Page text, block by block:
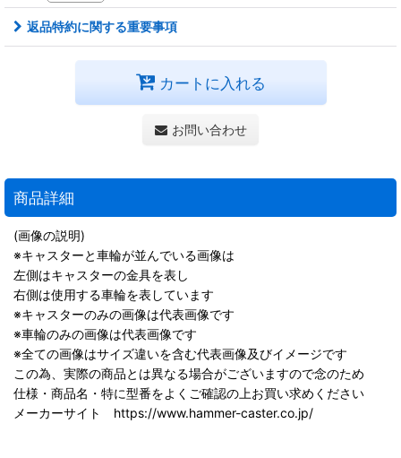
返品特約に関する重要事項
カートに入れる
お問い合わせ
商品詳細
(画像の説明)
※キャスターと車輪が並んでいる画像は
左側はキャスターの金具を表し
右側は使用する車輪を表しています
※キャスターのみの画像は代表画像です
※車輪のみの画像は代表画像です
※全ての画像はサイズ違いを含む代表画像及びイメージです
この為、実際の商品とは異なる場合がございますので念のため
仕様・商品名・特に型番をよくご確認の上お買い求めください
メーカーサイト https://www.hammer-caster.co.jp/